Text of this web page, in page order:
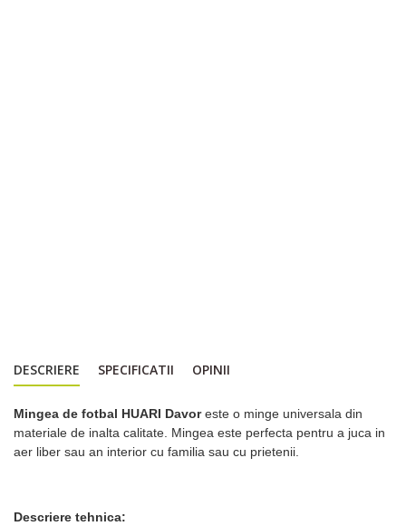
DESCRIERE SPECIFICATII OPINII
Mingea de fotbal HUARI Davoreste o minge universala din
materiale de inalta calitate. Mingea este perfecta pentru a juca in
aer liber sau an interior cu familia sau cu prietenii.
Descriere tehnica: